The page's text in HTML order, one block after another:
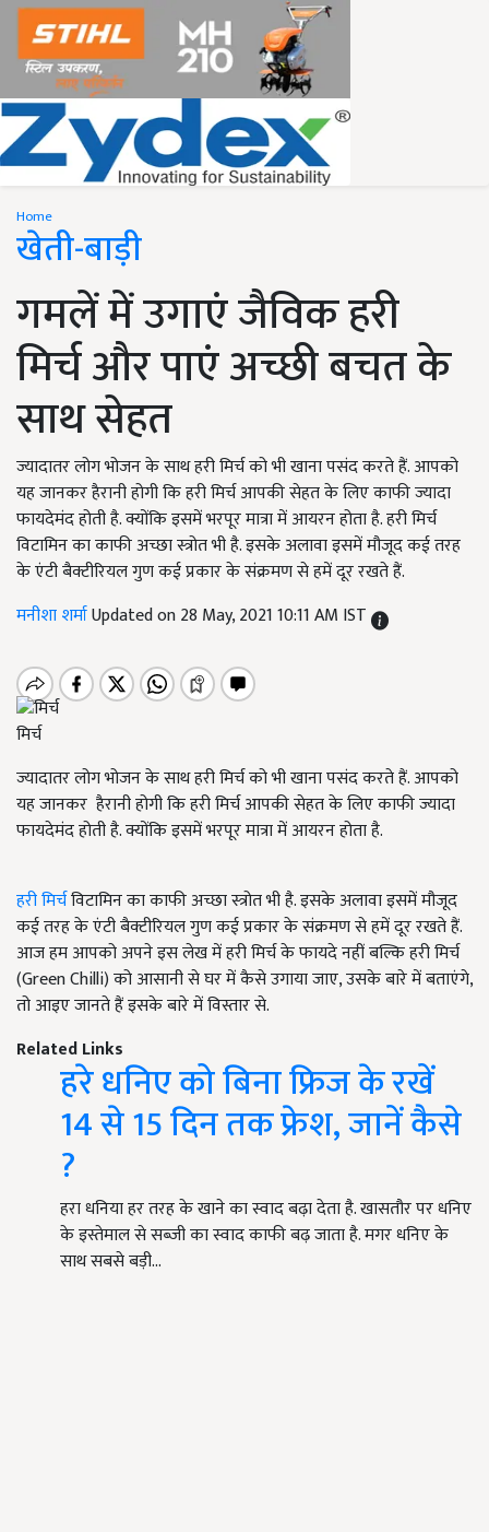
Home
खेती-बाड़ी
गमलें में उगाएं जैविक हरी
मिर्च और पाएं अच्छी बचत के
साथ सेहत
ज्यादातर लोग भोजन के साथ हरी मिर्च को भी खाना पसंद करते हैं. आपको
यह जानकर हैरानी होगी कि हरी मिर्च आपकी सेहत के लिए काफी ज्यादा
फायदेमंद होती है. क्योंकि इसमें भरपूर मात्रा में आयरन होता है. हरी मिर्च
विटामिन का काफी अच्छा स्त्रोत भी है. इसके अलावा इसमें मौजूद कई तरह
के एंटी बैक्टीरियल गुण कई प्रकार के संक्रमण से हमें दूर रखते हैं.
मनीशा शर्माUpdated on 28 May, 2021 10:11 AM IST
मिर्च
ज्यादातर लोग भोजन के साथ हरी मिर्च को भी खाना पसंद करते हैं. आपको
यह जानकर हैरानी होगी कि हरी मिर्च आपकी सेहत के लिए काफी ज्यादा
फायदेमंद होती है. क्योंकि इसमें भरपूर मात्रा में आयरन होता है.
हरी मिर्चविटामिन का काफी अच्छा स्त्रोत भी है. इसके अलावा इसमें मौजूद
कई तरह के एंटी बैक्टीरियल गुण कई प्रकार के संक्रमण से हमें दूर रखते हैं.
आज हम आपको अपने इस लेख में हरी मिर्च के फायदे नहीं बल्कि हरी मिर्च
(Green Chilli) को आसानी से घर में कैसे उगाया जाए, उसके बारे में बताएंगे,
तो आइए जानते हैं इसके बारे में विस्तार से.
Related Links
हरे धनिए को बिना फ्रिज के रखें
14 से 15 दिन तक फ्रेश, जानें कैसे
?
हरा धनिया हर तरह के खाने का स्वाद बढ़ा देता है. खासतौर पर धनिए
के इस्तेमाल से सब्जी का स्वाद काफी बढ़ जाता है. मगर धनिए के
साथ सबसे बड़ी…